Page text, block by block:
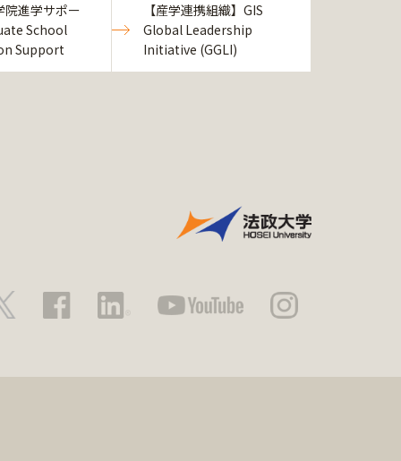
院進学サポー
School
Support
【産学連携組織】GIS
Global Leadership
Initiative (GGLI)